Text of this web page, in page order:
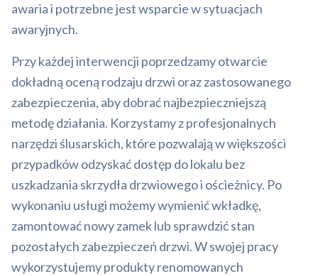
awaria i potrzebne jest wsparcie w sytuacjach
awaryjnych.
Przy każdej interwencji poprzedzamy otwarcie
dokładną oceną rodzaju drzwi oraz zastosowanego
zabezpieczenia, aby dobrać najbezpieczniejszą
metodę działania. Korzystamy z profesjonalnych
narzędzi ślusarskich, które pozwalają w większości
przypadków odzyskać dostęp do lokalu bez
uszkadzania skrzydła drzwiowego i ościeżnicy. Po
wykonaniu usługi możemy wymienić wkładkę,
zamontować nowy zamek lub sprawdzić stan
pozostałych zabezpieczeń drzwi. W swojej pracy
wykorzystujemy produkty renomowanych